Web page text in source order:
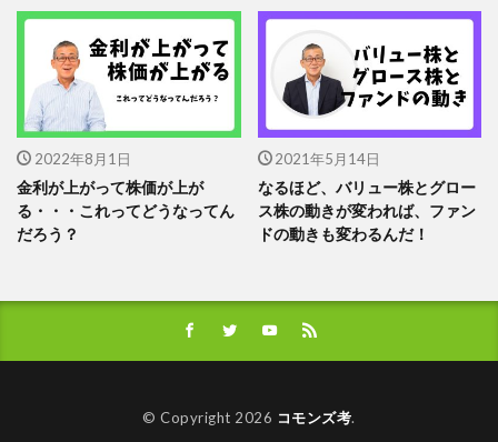
2022年8月1日
金利が上がって株価が上が
る・・・これってどうなってん
だろう？
2021年5月14日
なるほど、バリュー株とグロー
ス株の動きが変われば、ファン
ドの動きも変わるんだ！
© Copyright 2026 コモンズ考.